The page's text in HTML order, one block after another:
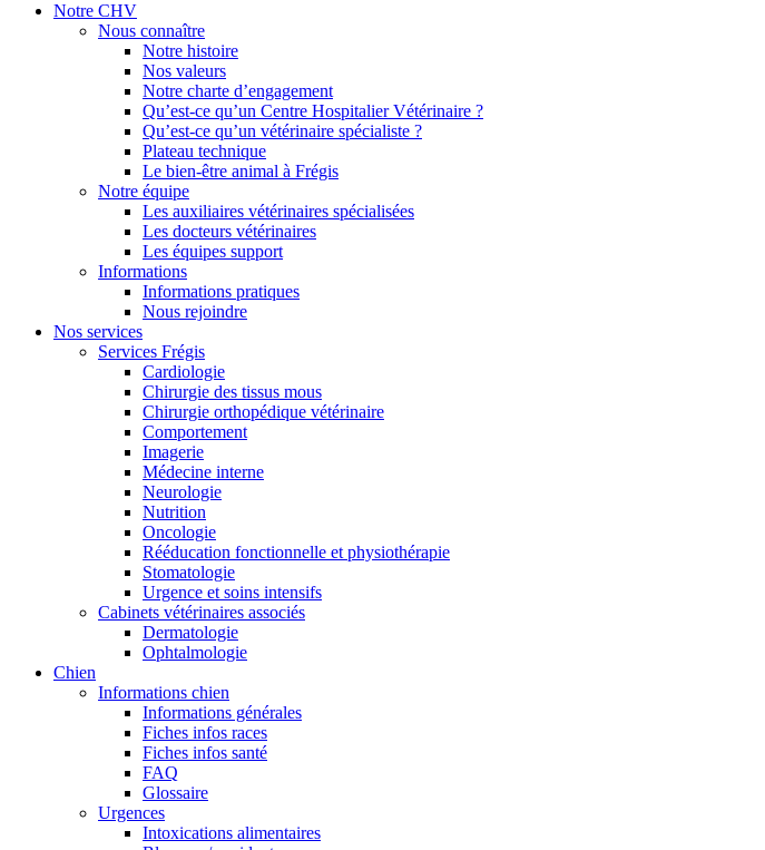
Notre CHV
Nous connaître
Notre histoire
Nos valeurs
Notre charte d’engagement
Qu’est-ce qu’un Centre Hospitalier Vétérinaire ?
Qu’est-ce qu’un vétérinaire spécialiste ?
Plateau technique
Le bien-être animal à Frégis
Notre équipe
Les auxiliaires vétérinaires spécialisées
Les docteurs vétérinaires
Les équipes support
Informations
Informations pratiques
Nous rejoindre
Nos services
Services Frégis
Cardiologie
Chirurgie des tissus mous
Chirurgie orthopédique vétérinaire
Comportement
Imagerie
Médecine interne
Neurologie
Nutrition
Oncologie
Rééducation fonctionnelle et physiothérapie
Stomatologie
Urgence et soins intensifs
Cabinets vétérinaires associés
Dermatologie
Ophtalmologie
Chien
Informations chien
Informations générales
Fiches infos races
Fiches infos santé
FAQ
Glossaire
Urgences
Intoxications alimentaires